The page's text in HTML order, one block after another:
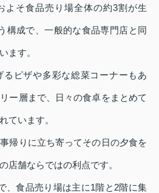
よそ食品売り場全体の約3割が生
構成で、一般的な食品専門店と同
ます。
るピザや多彩な総菜コーナーもあ
ー層まで、日々の食卓をまとめて
ています。
帰りに立ち寄ってその日の夕食を
店舗ならではの利点です。
、食品売り場は主に1階と2階に集